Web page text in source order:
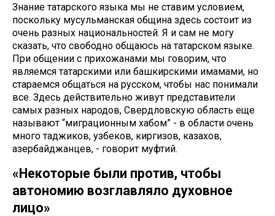
Знание татарского языка мы не ставим условием,
поскольку мусульманская община здесь состоит из
очень разных национальностей. Я и сам не могу
сказать, что свободно общаюсь на татарском языке.
При общении с прихожанами мы говорим, что
являемся татарскими или башкирскими имамами, но
стараемся общаться на русском, чтобы нас понимали
все. Здесь действительно живут представители
самых разных народов, Свердловскую область еще
называют “миграционным хабом” - в области очень
много таджиков, узбеков, киргизов, казахов,
азербайджанцев, - говорит муфтий.
«Некоторые были против, чтобы
автономию возглавляло духовное
лицо»